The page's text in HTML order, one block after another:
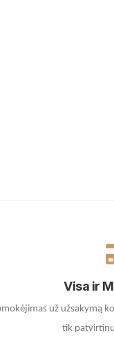
Visa ir
už užsakymą
tik